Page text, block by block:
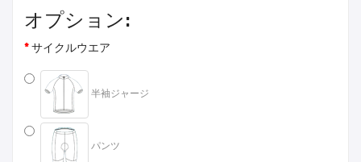
オプション:
サイクルウエア
半袖ジャージ
パンツ